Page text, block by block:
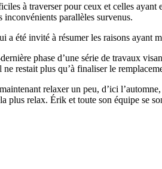
à traverser pour ceux et celles
inconvénients parallèles survenus.
été invité à résumer les raisons ayant
phase d’une série de travaux
restait plus qu’à finaliser le
relaxer un peu, d’ici
relax. Érik et toute son équipe se